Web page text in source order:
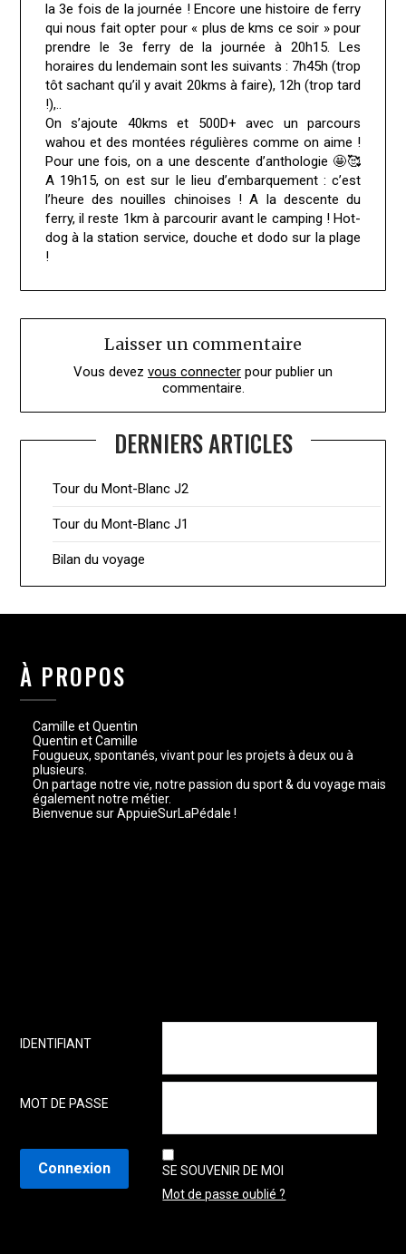
la 3e fois de la journée ! Encore une histoire de ferry
qui nous fait opter pour « plus de kms ce soir » pour
prendre le 3e ferry de la journée à 20h15. Les
horaires du lendemain sont les suivants : 7h45h (trop
tôt sachant qu’il y avait 20kms à faire), 12h (trop tard
!),..
On s’ajoute 40kms et 500D+ avec un parcours
wahou et des montées régulières comme on aime !
Pour une fois, on a une descente d’anthologie 🤩🥰
A 19h15, on est sur le lieu d’embarquement : c’est
l’heure des nouilles chinoises ! A la descente du
ferry, il reste 1km à parcourir avant le camping ! Hot-
dog à la station service, douche et dodo sur la plage
!
Laisser un commentaire
Vous devez vous connecter pour publier un
commentaire.
DERNIERS ARTICLES
Tour du Mont-Blanc J2
Tour du Mont-Blanc J1
Bilan du voyage
À PROPOS
Camille et Quentin
Quentin et Camille
Fougueux, spontanés, vivant pour les projets à deux ou à
plusieurs.
On partage notre vie, notre passion du sport & du voyage mais
également notre métier.
Bienvenue sur AppuieSurLaPédale !
IDENTIFIANT
MOT DE PASSE
SE SOUVENIR DE MOI
Mot de passe oublié ?